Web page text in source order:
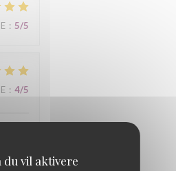
vil aktivere
: 5/5
: 4/5